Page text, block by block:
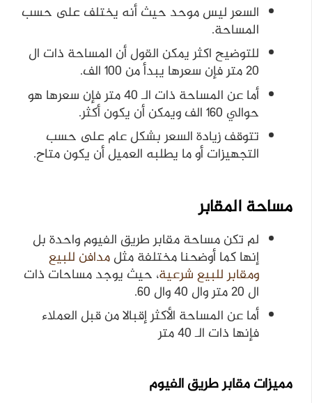
السعر ليس موحد حيث أنه يختلف على حسب
المساحة.
للتوضيح اكثر يمكن القول أن المساحة ذات ال
20 متر فإن سعرها يبدأ من 100 الف.
أما عن المساحة ذات الـ 40 متر فإن سعرها هو
حوالي 160 الف ويمكن أن يكون أكثر.
تتوقف زيادة السعر بشكل عام على حسب
التجهيزات أو ما يطلبه العميل أن يكون متاح.
مساحة المقابر
لم تكن مساحة مقابر طريق الفيوم واحدة بل
إنها كما أوضحنا مختلفة مثلمدافن للبيع
ومقابر للبيع شرعية، حيث يوجد مساحات ذات
ال 20 متر وال 40 وال 60.
أما عن المساحة الأكثر إقبالا من قبل العملاء
فإنها ذات الـ 40 متر
مميزات مقابر طريق الفيوم